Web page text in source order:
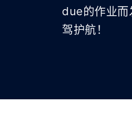
due的作业而
驾护航！